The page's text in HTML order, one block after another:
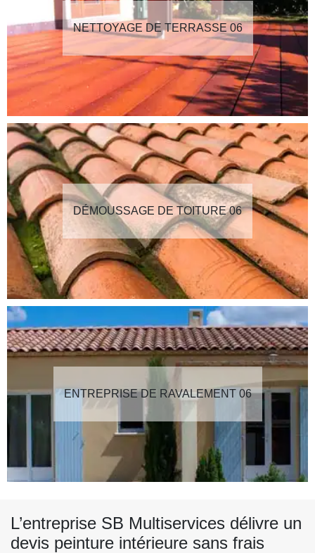
NETTOYAGE DE TERRASSE 06
DÉMOUSSAGE DE TOITURE 06
ENTREPRISE DE RAVALEMENT 06
L’entreprise SB Multiservices délivre un
devis peinture intérieure sans frais